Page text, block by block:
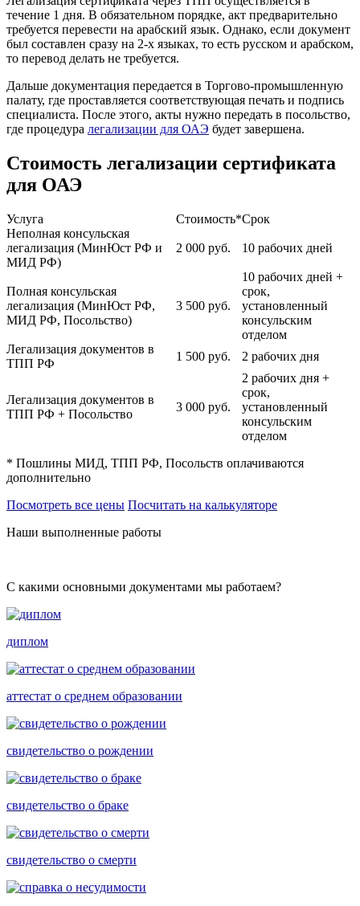
течение 1 дня. В обязательном порядке, акт предварительно
требуется перевести на арабский язык. Однако, если документ
был составлен сразу на 2-х языках, то есть русском и арабском,
то перевод делать не требуется.
Дальше документация передается в Торгово-промышленную
палату, где проставляется соответствующая печать и подпись
специалиста. После этого, акты нужно передать в посольство,
где процедура легализации для ОАЭ будет завершена.
Стоимость легализации сертификата
для ОАЭ
Услуга Стоимость*Срок
Неполная консульская
легализация (МинЮст РФ и
МИД РФ)
2 000 руб. 10 рабочих дней
Полная консульская
легализация (МинЮст РФ,
МИД РФ, Посольство)
3 500 руб.
10 рабочих дней +
срок,
установленный
консульским
отделом
Легализация документов в
ТПП РФ
1 500 руб. 2 рабочих дня
Легализация документов в
ТПП РФ + Посольство
3 000 руб.
2 рабочих дня +
срок,
установленный
консульским
отделом
* Пошлины МИД, ТПП РФ, Посольств оплачиваются
дополнительно
Посмотреть все цены Посчитать на калькуляторе
Наши выполненные работы
С какими основными документами мы работаем?
диплом
аттестат о среднем образовании
свидетельство о рождении
свидетельство о браке
свидетельство о смерти